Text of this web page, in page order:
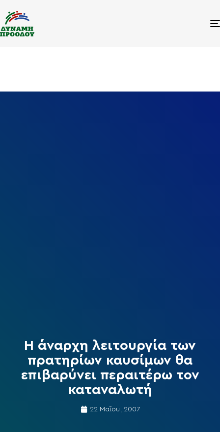
Η άναρχη λειτουργία των
πρατηρίων καυσίμων θα
επιβαρύνει περαιτέρω τον
καταναλωτή
22 Μαΐου, 2007